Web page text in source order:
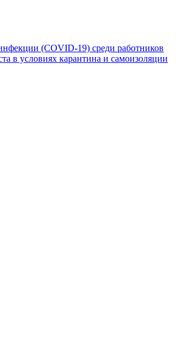
(COVID-19) среди работников
в условиях карантина и самоизоляции